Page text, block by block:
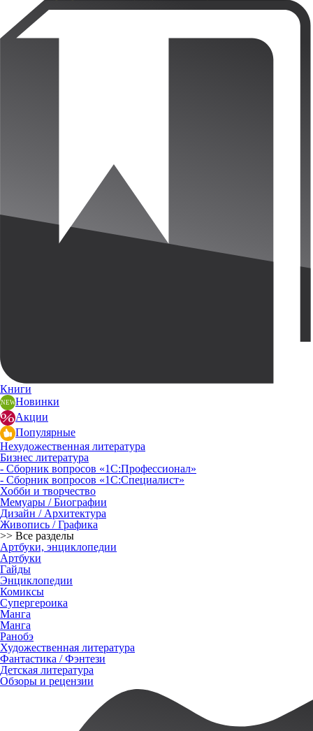
Книги
Новинки
Акции
Популярные
Нехудожественная литература
Бизнес литература
- Сборник вопросов «1С:Профессионал»
- Сборник вопросов «1С:Специалист»
Хобби и творчество
Мемуары / Биографии
Дизайн / Архитектура
Живопись / Графика
>> Все разделы
Артбуки, энциклопедии
Артбуки
Гайды
Энциклопедии
Комиксы
Супергероика
Манга
Манга
Ранобэ
Художественная литература
Фантастика / Фэнтези
Детская литература
Обзоры и рецензии